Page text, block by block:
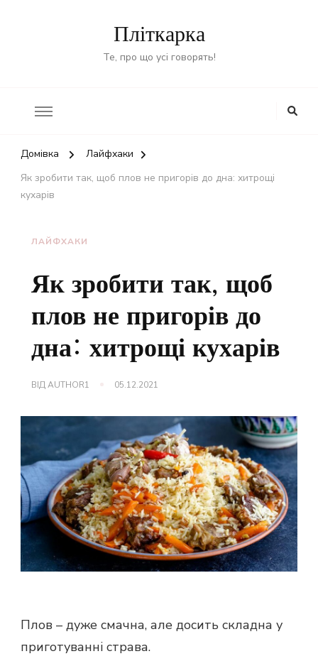
Пліткарка
Те, про що усі говорять!
Домівка
Лайфхаки
Як зробити так, щоб плов не пригорів до дна: хитрощі
кухарів
ЛАЙФХАКИ
Як зробити так, щоб
плов не пригорів до
дна: хитрощі кухарів
ВІДAUTHOR1 05.12.2021
Плов – дуже смачна, але досить складна у
приготуванні страва.